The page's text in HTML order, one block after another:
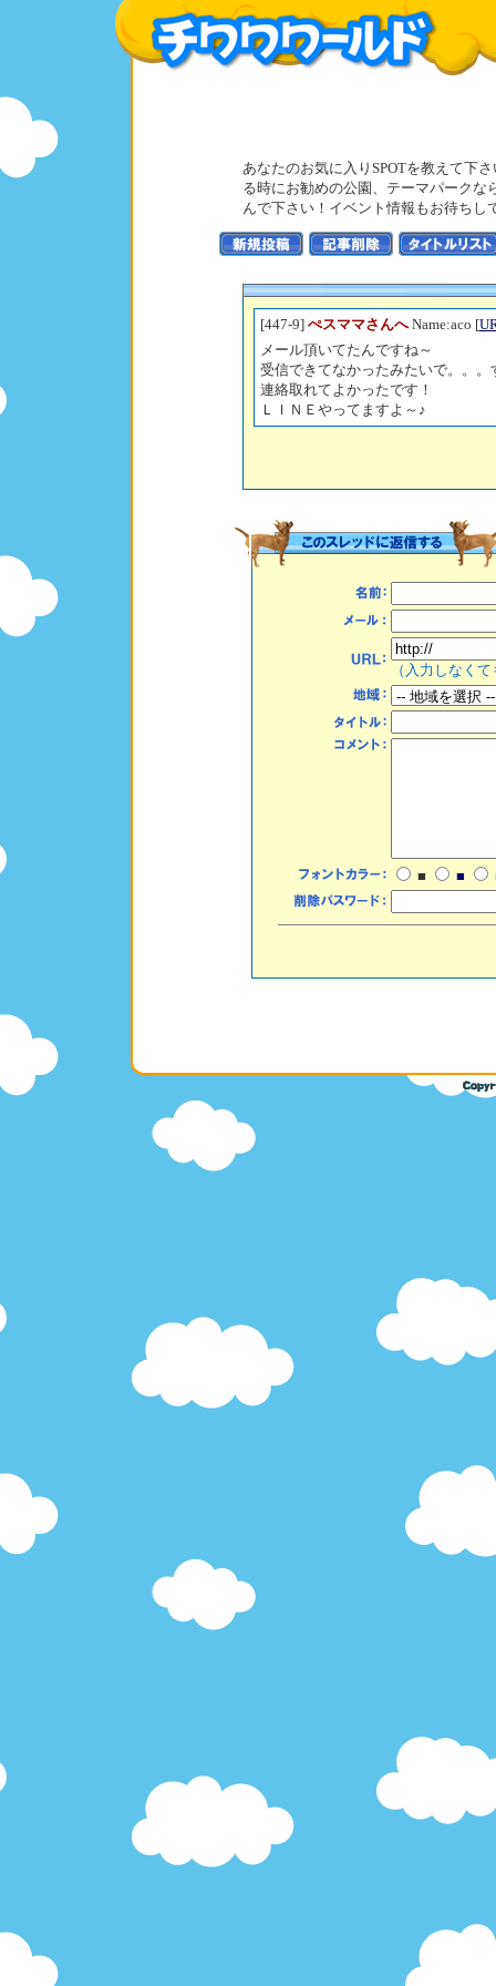
あなたのお気に入りSPOTを教えて下
る時にお勧めの公園、テーマパークな
んで下さい！イベント情報もお待ちし
[447-9] ぺスママさんへName:aco [
メール頂いてたんですね～
受信できてなかったみたいで。。。
連絡取れてよかったです！
ＬＩＮＥやってますよ～♪
（入力しなく
■ ■